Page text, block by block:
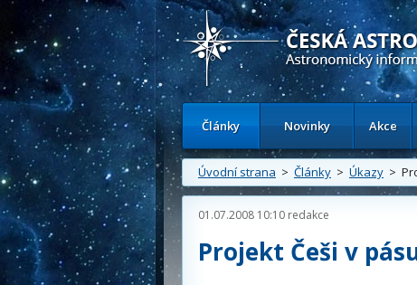
Česká astronomická společnost -
Články Novinky Akce
Úvodní strana > Články > Úkazy >
01.07.2008 10:10 redakce
Projekt Češi v